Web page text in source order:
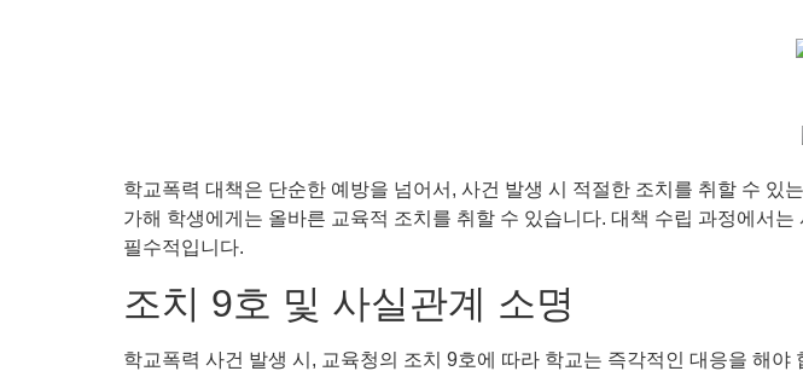
학교폭력 대책은 단순한 예방을 넘어서, 사건 발생 시 적절한 조치를 취할 수
가해 학생에게는 올바른 교육적 조치를 취할 수 있습니다. 대책 수립 과정에서
필수적입니다.
조치 9호 및 사실관계 소명
학교폭력 사건 발생 시, 교육청의 조치 9호에 따라 학교는 즉각적인 대응을 해